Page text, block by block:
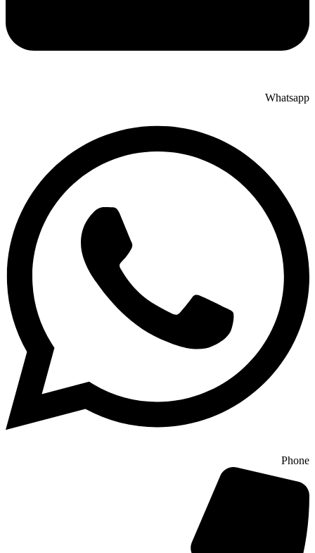
Whatsapp
Phone